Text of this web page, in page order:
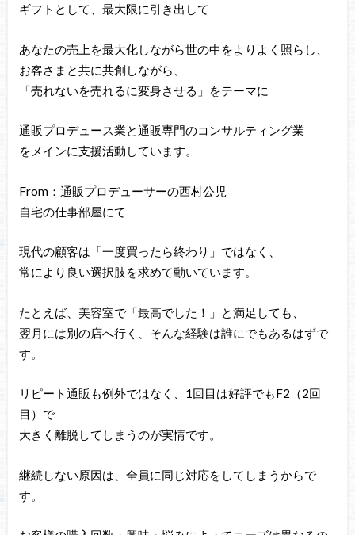
ギフトとして、最大限に引き出して
あなたの売上を最大化しながら世の中をよりよく照らし、
お客さまと共に共創しながら、
「売れないを売れるに変身させる」をテーマに
通販プロデュース業と通販専門のコンサルティング業
をメインに支援活動しています。
From：通販プロデューサーの西村公児
自宅の仕事部屋にて
現代の顧客は「一度買ったら終わり」ではなく、
常により良い選択肢を求めて動いています。
たとえば、美容室で「最高でした！」と満足しても、
翌月には別の店へ行く、そんな経験は誰にでもあるはずで
す。
リピート通販も例外ではなく、1回目は好評でもF2（2回
目）で
大きく離脱してしまうのが実情です。
継続しない原因は、全員に同じ対応をしてしまうからで
す。